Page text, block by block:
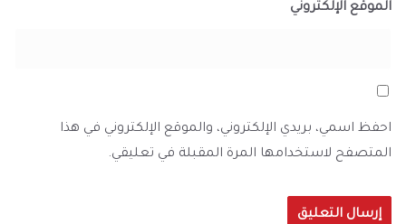
الموقع الإلكتروني
احفظ اسمي، بريدي الإلكتروني، والموقع الإلكتروني في هذا
المتصفح لاستخدامها المرة المقبلة في تعليقي.